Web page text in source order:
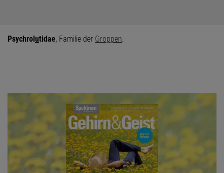
Psychrolutidae, Familie der Groppen.